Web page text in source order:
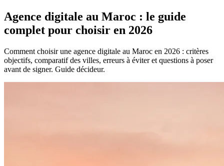
en 2026 : état des lieux
Qu’est-ce qu’une vraie agence digitale au
Maroc en 2026 ?
communication, freelance : trois modèles
distincts
Les services qui font la différence entre
Agence digitale au Maroc : le guide
complet pour choisir en 2026
Comment choisir une agence digitale au Maroc en 2026 : critères
objectifs, comparatif des villes, erreurs à éviter et questions à poser
avant de signer. Guide décideur.